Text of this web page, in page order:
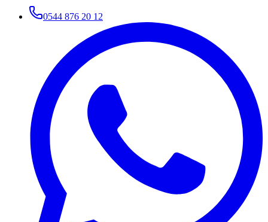
0544 876 20 12